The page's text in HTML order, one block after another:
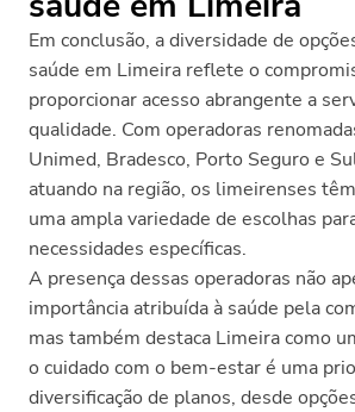
Em conclusão, a diversidade de
saúde em Limeira reflete o
proporcionar acesso abrangente a
qualidade. Com operadoras
Unimed, Bradesco, Porto Seguro e
atuando na região, os limeirenses
uma ampla variedade de escolhas
necessidades específicas.
A presença dessas operadoras não
importância atribuída à saúde pela
mas também destaca Limeira como
o cuidado com o bem-estar é uma
diversificação de planos, desde